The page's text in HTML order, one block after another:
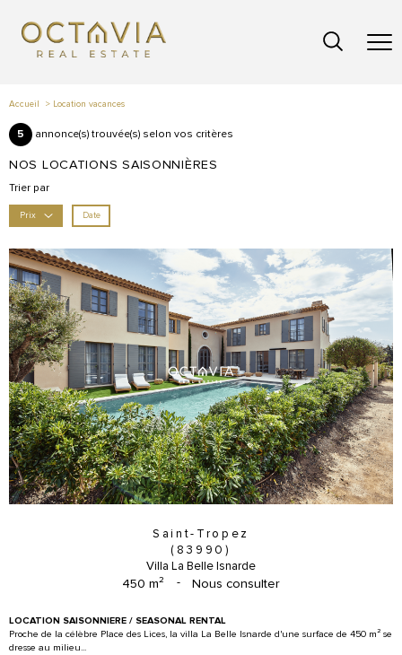
Accueil Location vacances
5 annonce(s) trouvée(s) selon vos critères
NOS LOCATIONS SAISONNIÈRES
Trier par
Prix Date
Saint-Tropez
(83990)
Villa La Belle Isnarde
450 m² - Nous consulter
LOCATION SAISONNIERE / SEASONAL RENTAL
Proche de la célèbre Place des Lices, la villa La Belle Isnarde d'une surface de 450 m² se
dresse au milieu...